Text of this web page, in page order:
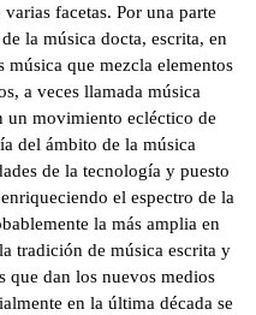
facetas. Por una parte
la música docta, escrita, en
que mezcla elementos
a veces llamada música
un movimiento ecléctico de
del ámbito de la música
de la tecnología y puesto
el espectro de la
la más amplia en
tradición de música escrita y
que dan los nuevos medios
en la última década se